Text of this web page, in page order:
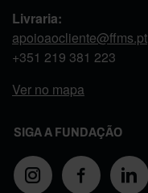
Livraria:
apoioaocliente@ffms.pt
+351 219 381 223
Ver no mapa
SIGA A FUNDAÇÃO